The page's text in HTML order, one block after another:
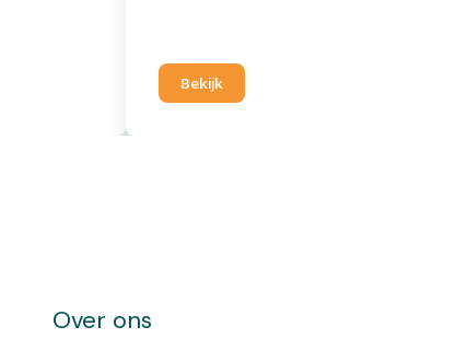
hier
je
nat te worden! De getijdenbakken liggen
aan de voet van de dijk.
Bekijk
Over ons